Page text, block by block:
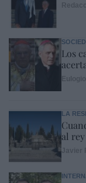
Los
LA
al